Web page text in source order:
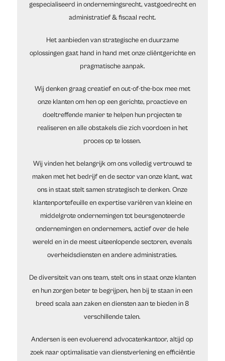
gespecialiseerd in ondernemingsrecht, vastgoedrecht en
administratief & fiscaal recht.
Het aanbieden van strategische en duurzame
oplossingen gaat hand in hand met onze cliëntgerichte en
pragmatische aanpak.
Wij denken graag creatief en out-of-the-box mee met
onze klanten om hen op een gerichte, proactieve en
doeltreffende manier te helpen hun projecten te
realiseren en alle obstakels die zich voordoen in het
proces op te lossen.
Wij vinden het belangrijk om ons volledig vertrouwd te
maken met het bedrijf en de sector van onze klant, wat
ons in staat stelt samen strategisch te denken. Onze
klantenportefeuille en expertise variëren van kleine en
middelgrote ondernemingen tot beursgenoteerde
ondernemingen en ondernemers, actief over de hele
wereld en in de meest uiteenlopende sectoren, evenals
overheidsdiensten en andere administraties.
De diversiteit van ons team, stelt ons in staat onze klanten
en hun zorgen beter te begrijpen, hen bij te staan in een
breed scala aan zaken en diensten aan te bieden in 8
verschillende talen.
Andersen is een evoluerend advocatenkantoor, altijd op
zoek naar optimalisatie van dienstverlening en efficiëntie